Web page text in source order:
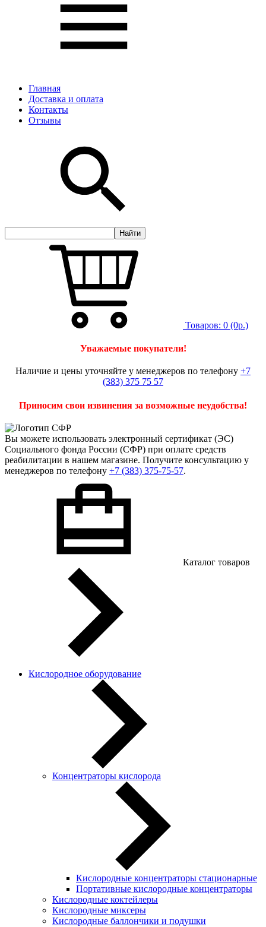
Главная
Доставка и оплата
Контакты
Отзывы
Товаров: 0 (0р.)
Уважаемые покупатели!
Наличие и цены уточняйте у менеджеров по телефону +7
(383) 375 75 57
Приносим свои извинения за возможные неудобства!
Вы можете использовать электронный сертификат (ЭС)
Социального фонда России (СФР) при оплате средств
реабилитации в нашем магазине. Получите консультацию у
менеджеров по телефону +7 (383) 375-75-57.
Каталог товаров
Кислородное оборудование
Концентраторы кислорода
Кислородные концентраторы стационарные
Портативные кислородные концентраторы
Кислородные коктейлеры
Кислородные миксеры
Кислородные баллончики и подушки